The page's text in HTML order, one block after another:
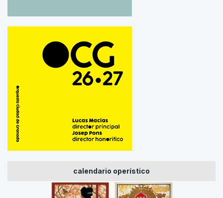
calendario operístico